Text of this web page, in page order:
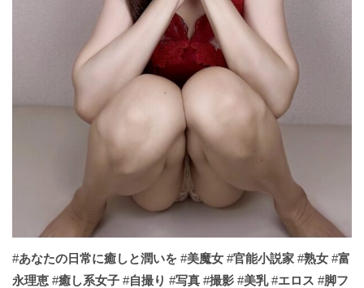
#あなたの日常に癒しと潤いを #美魔女 #官能小説家 #熟女 #富
永理恵 #癒し系女子 #自撮り #写真 #撮影 #美乳#エロス #脚フ